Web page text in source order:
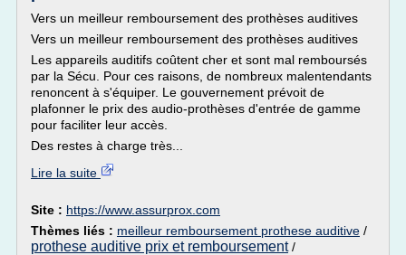
Vers un meilleur remboursement des prothèses auditives
Vers un meilleur remboursement des prothèses auditives
Les appareils auditifs coûtent cher et sont mal remboursés
par la Sécu. Pour ces raisons, de nombreux malentendants
renoncent à s'équiper. Le gouvernement prévoit de
plafonner le prix des audio-prothèses d'entrée de gamme
pour faciliter leur accès.
Des restes à charge très...
Lire la suite
Site : https://www.assurprox.com
Thèmes liés : meilleur remboursement prothese auditive /
prothese auditive prix et remboursement/